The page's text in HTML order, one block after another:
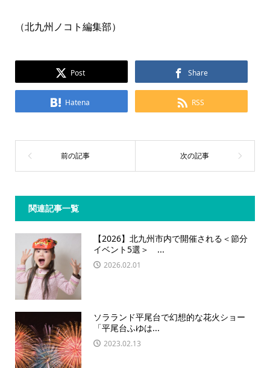
（北九州ノコト編集部）
Post Share
Hatena RSS
関連記事一覧
【2026】北九州市内で開催される＜節分
イベント5選＞ ...
2026.02.01
ソラランド平尾台で幻想的な花火ショー
「平尾台ふゆは...
2023.02.13